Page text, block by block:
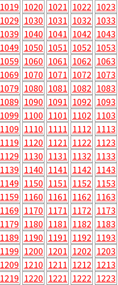
1019 1020 1021 1022 1023
1029 1030 1031 1032 1033
1039 1040 1041 1042 1043
1049 1050 1051 1052 1053
1059 1060 1061 1062 1063
1069 1070 1071 1072 1073
1079 1080 1081 1082 1083
1089 1090 1091 1092 1093
1099 1100 1101 1102 1103
1109 1110 1111 1112 1113
1119 1120 1121 1122 1123
1129 1130 1131 1132 1133
1139 1140 1141 1142 1143
1149 1150 1151 1152 1153
1159 1160 1161 1162 1163
1169 1170 1171 1172 1173
1179 1180 1181 1182 1183
1189 1190 1191 1192 1193
1199 1200 1201 1202 1203
1209 1210 1211 1212 1213
1219 1220 1221 1222 1223